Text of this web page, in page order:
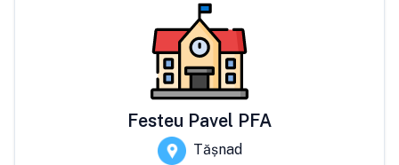
Festeu Pavel PFA
Tășnad